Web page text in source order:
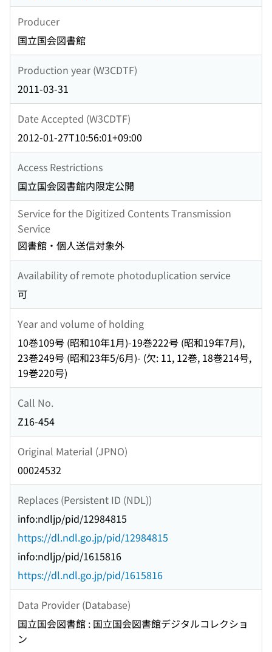
Producer
国立国会図書館
Production year (W3CDTF)
2011-03-31
Date Accepted (W3CDTF)
2012-01-27T10:56:01+09:00
Access Restrictions
国立国会図書館内限定公開
Service for the Digitized Contents Transmission
Service
図書館・個人送信対象外
Availability of remote photoduplication service
可
Year and volume of holding
10巻109号 (昭和10年1月)-19巻222号 (昭和19年7月),
23巻249号 (昭和23年5/6月)- (欠: 11, 12巻, 18巻214号,
19巻220号)
Call No.
Z16-454
Original Material (JPNO)
00024532
Replaces (Persistent ID (NDL))
info:ndljp/pid/12984815
https://dl.ndl.go.jp/pid/12984815
info:ndljp/pid/1615816
https://dl.ndl.go.jp/pid/1615816
Data Provider (Database)
国立国会図書館 : 国立国会図書館デジタルコレクショ
ン